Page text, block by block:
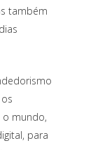
também
mundo,
para